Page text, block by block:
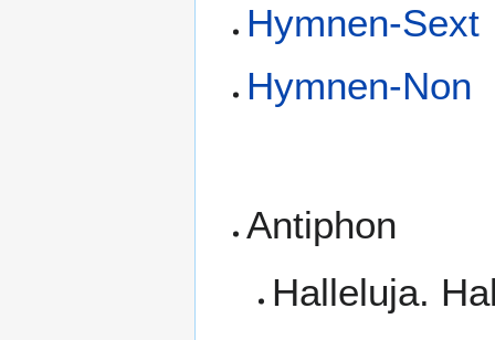
Hymnen-Sext
Hymnen-Non
Antiphon
Halleluja.